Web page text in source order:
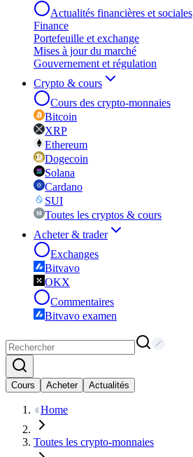
Actualités financières et sociales
Finance
Portefeuille et exchange
Mises à jour du marché
Gouvernement et régulation
Crypto & cours
Cours des crypto-monnaies
Bitcoin
XRP
Ethereum
Dogecoin
Solana
Cardano
SUI
Toutes les cryptos & cours
Acheter & trader
Exchanges
Bitvavo
OKX
Commentaires
Bitvavo examen
Cours Acheter Actualités
Home
Toutes les crypto-monnaies